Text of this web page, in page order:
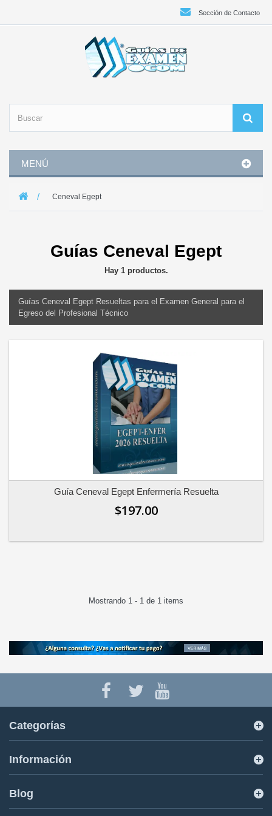
Sección de Contacto
MENÚ
Ceneval Egept
Guías Ceneval Egept
Hay 1 productos.
Guías Ceneval Egept Resueltas para el Examen General para el
Egreso del Profesional Técnico
Guía Ceneval Egept Enfermería Resuelta
$197.00
Mostrando 1 - 1 de 1 items
Categorías
Información
Blog